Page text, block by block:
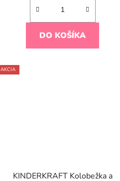
DO KOŠÍKA
AKCIA
KINDERKRAFT Kolobežka a